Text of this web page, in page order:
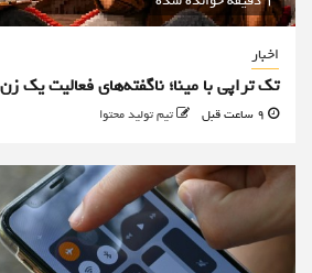
اخبار
تک تراپی با مینا؛ ناگفته‌های فعالیت یک
تیم تولید محتوا